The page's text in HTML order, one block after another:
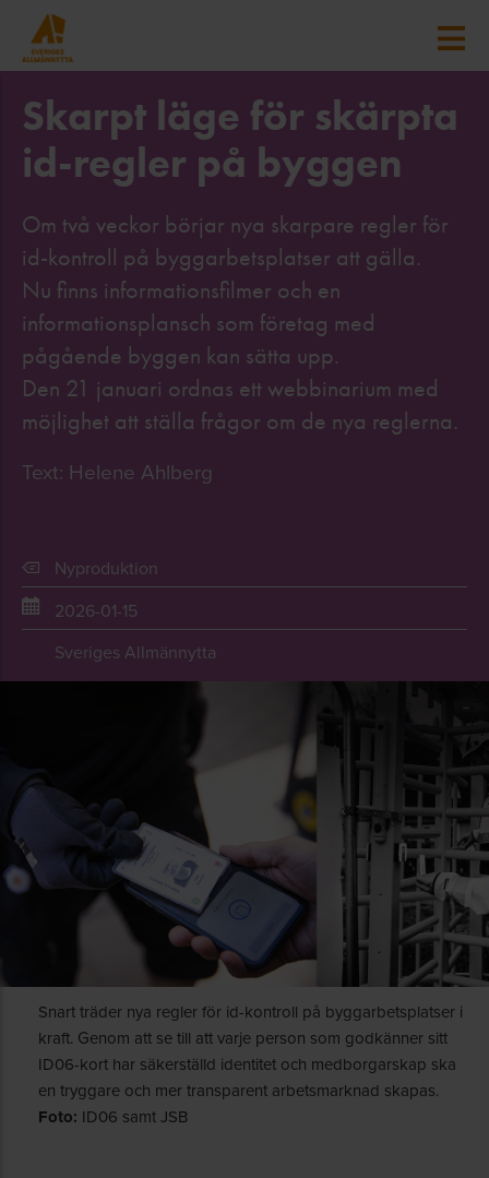
Skarpt läge för skärpta
id-regler på byggen
Om två veckor börjar nya skarpare regler för
id-kontroll på byggarbetsplatser att gälla.
Nu finns informationsfilmer och en
informationsplansch som företag med
pågående byggen kan sätta upp.
Den 21 januari ordnas ett webbinarium med
möjlighet att ställa frågor om de nya reglerna.
Text: Helene Ahlberg
Nyproduktion
2026-01-15
Sveriges Allmännytta
Snart träder nya regler för id-kontroll på byggarbetsplatser i
kraft. Genom att se till att varje person som godkänner sitt
ID06-kort har säkerställd identitet och medborgarskap ska
en tryggare och mer transparent arbetsmarknad skapas.
Foto: ID06 samt JSB